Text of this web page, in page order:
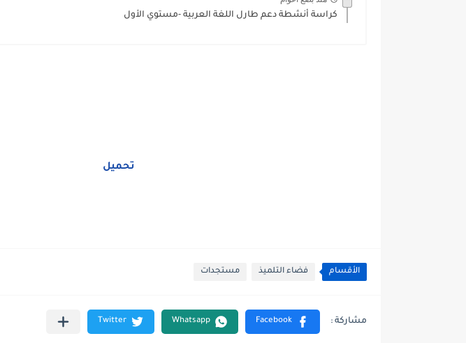
كراسة أنشطة دعم طارل اللغة العربية -مستوي الأول
تحميل
الأقسام فضاء التلميذ مستجدات